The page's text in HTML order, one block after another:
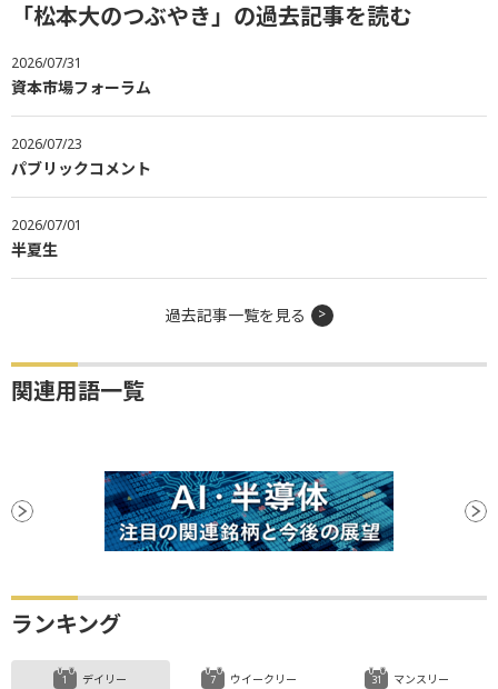
「松本大のつぶやき」の過去記事を読む
2026/07/31
資本市場フォーラム
2026/07/23
パブリックコメント
2026/07/01
半夏生
過去記事一覧を見る
関連用語一覧
ランキング
デイリー ウイークリー マンスリー